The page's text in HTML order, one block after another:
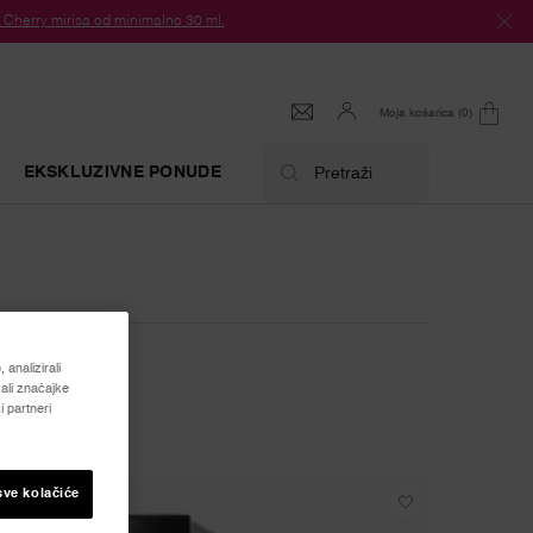
Cherry mirisa od minimalno 30 ml.
Moja košarica 0
0 proizvod
EKSKLUZIVNE PONUDE Pretraži
analizirali
značajke
partneri
kolačiće